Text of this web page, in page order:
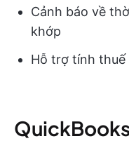
Cảnh báo về
khớp
Hỗ trợ tính thuế